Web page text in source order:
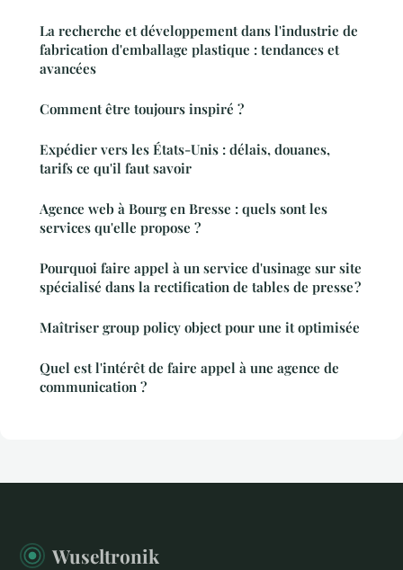
La recherche et développement dans l'industrie de
fabrication d'emballage plastique : tendances et
avancées
Comment être toujours inspiré ?
Expédier vers les États-Unis : délais, douanes,
tarifs ce qu'il faut savoir
Agence web à Bourg en Bresse : quels sont les
services qu'elle propose ?
Pourquoi faire appel à un service d'usinage sur site
spécialisé dans la rectification de tables de presse ?
Maîtriser group policy object pour une it optimisée
Quel est l'intérêt de faire appel à une agence de
communication ?
Wuseltronik